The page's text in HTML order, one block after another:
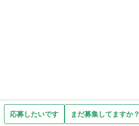
応募したいです まだ募集してますか？